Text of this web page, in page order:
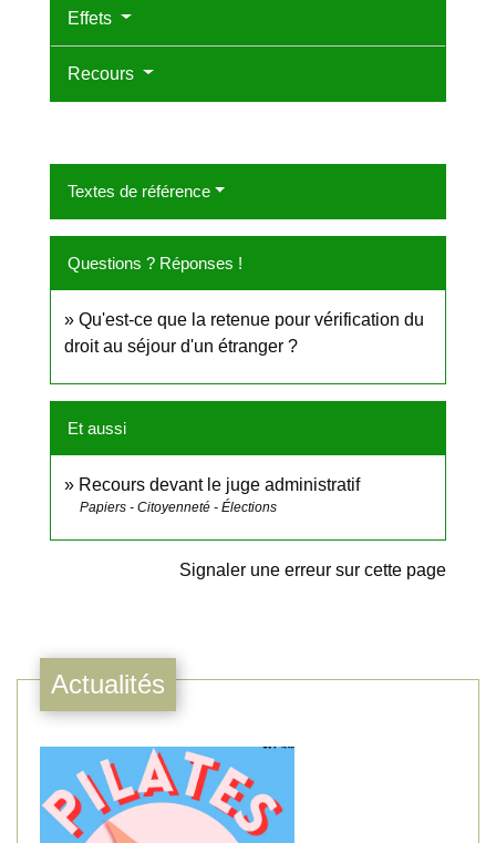
Effets
Recours
Textes de référence
Questions ? Réponses !
Qu'est-ce que la retenue pour vérification du
droit au séjour d'un étranger ?
Et aussi
Recours devant le juge administratif
Papiers - Citoyenneté - Élections
Signaler une erreur sur cette page
Actualités